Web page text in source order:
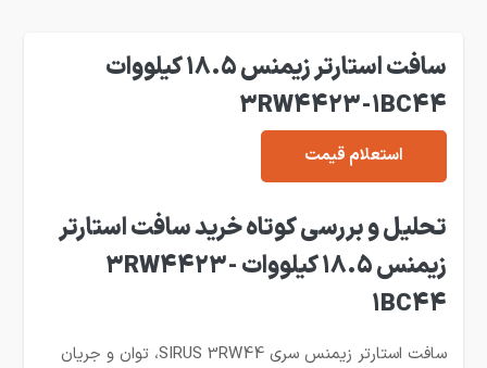
سافت استارتر زیمنس 18.5 کیلووات
3RW4423-1BC44
استعلام قیمت
تحلیل و بررسی کوتاه خرید سافت استارتر
زیمنس 18.5 کیلووات 3RW4423-
1BC44
سافت استارتر زیمنس سری SIRUS 3RW44، توان و جریان